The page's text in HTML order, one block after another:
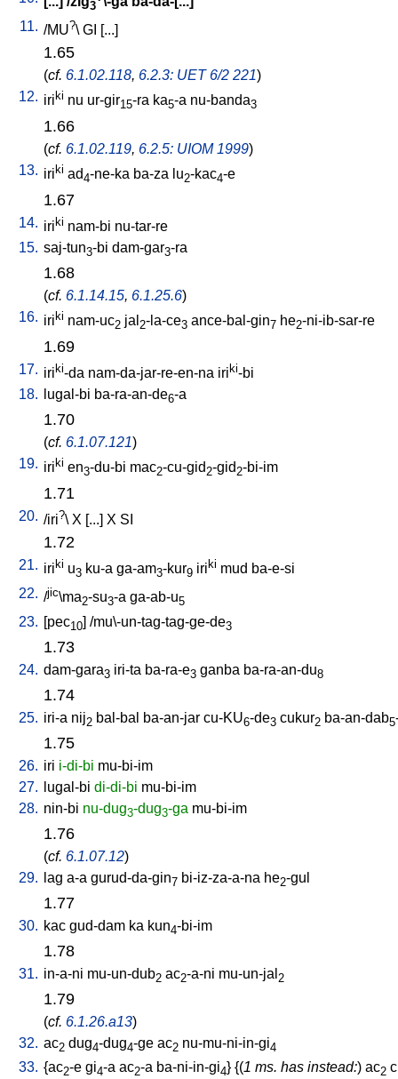
3
11. /MU?\ GI [...]
1.65
(cf. 6.1.02.118, 6.2.3: UET 6/2 221)
12. iriki nu ur-gir15-ra ka5-a nu-banda3
1.66
(cf. 6.1.02.119, 6.2.5: UIOM 1999)
13. iriki ad4-ne-ka ba-za lu2-kac4-e
1.67
14. iriki nam-bi nu-tar-re
15. saj-tun3-bi dam-gar3-ra
1.68
(cf. 6.1.14.15, 6.1.25.6)
16. iriki nam-uc2 jal 2-la-ce3 ance-bal-gin7 he2-ni-ib-sar-re
1.69
17. iriki-da nam-da-jar-re-en-na iriki-bi
18.
lugal-bi ba-ra-an-de6-a
1.70
(cf. 6.1.07.121)
19. iriki en3-du-bi mac2-cu-gid2-gid2-bi-im
1.71
20. /iri?\ X [...] X SI
1.72
21. iriki u3 ku-a ga-am3-kur9 iriki mud ba-e-si
22. /jic\ma2-su3-a ga-ab-u5
23. [pec10] /mu\-un-tag-tag-ge-de3
1.73
24. dam-gara3 iri-ta ba-ra-e3 ganba ba-ra-an-du8
1.74
25. iri-a nij2 bal-bal ba-an-jar cu-KU6-de3 cukur2 ba-an-dab5
1.75
26. iri i-di-bi mu-bi-im
27.
lugal-bi di-di-bi mu-bi-im
28. nin-bi nu-dug3-dug3-ga mu-bi-im
1.76
(cf. 6.1.07.12)
29.
lag a-a gurud-da-gin7 bi-iz-za-a-na he2-gul
1.77
30. kac gud-dam ka kun4-bi-im
1.78
31. in-a-ni mu-un-dub2 ac2-a-ni mu-un-jal 2
1.79
(cf. 6.1.26.a13)
32. ac2 dug4-dug4-ge ac2 nu-mu-ni-in-gi4
33. {ac2-e gi4-a ac2-a ba-ni-in-gi4} {(1 ms. has instead:) ac2